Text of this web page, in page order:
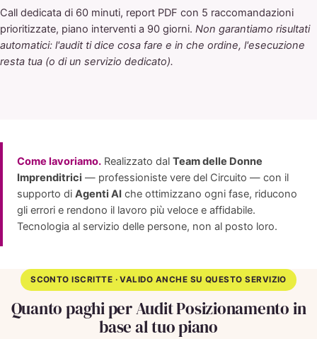
Call dedicata di 60 minuti, report PDF con 5 raccomandazioni
prioritizzate, piano interventi a 90 giorni. Non garantiamo risultati
automatici: l'audit ti dice cosa fare e in che ordine, l'esecuzione
resta tua (o di un servizio dedicato).
Come lavoriamo. Realizzato dal Team delle Donne
Imprenditrici — professioniste vere del Circuito — con il
supporto di Agenti AI che ottimizzano ogni fase, riducono
gli errori e rendono il lavoro più veloce e affidabile.
Tecnologia al servizio delle persone, non al posto loro.
SCONTO ISCRITTE · VALIDO ANCHE SU QUESTO SERVIZIO
Quanto paghi per Audit Posizionamento in
base al tuo piano